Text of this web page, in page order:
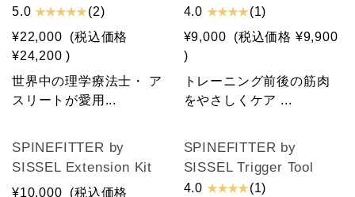
5.0 ★ ★ ★ ★ ★(2)
¥22,000
(税込価格
¥24,200 )
世界中の理学療法士・ ア
スリートが愛用...
4.0 ★ ★ ★ ★(1)
¥9,000
(税込価格 ¥9,900
)
トレーニング前後の筋肉
をやさしくケア ...
SPINEFITTER by
SISSEL Extension Kit
¥10,000
(税込価格
SOLD OUT
SPINEFITTER by
SISSEL Trigger Tool
4.0 ★ ★ ★ ★(1)